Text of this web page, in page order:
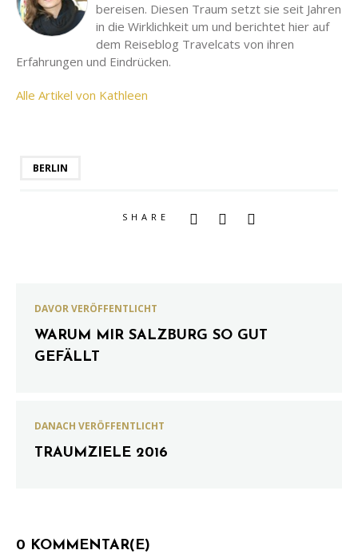
bereisen. Diesen Traum setzt sie seit Jahren
in die Wirklichkeit um und berichtet hier auf
dem Reiseblog Travelcats von ihren
Erfahrungen und Eindrücken.
Alle Artikel von Kathleen
BERLIN
SHARE
DAVOR VERÖFFENTLICHT
WARUM MIR SALZBURG SO GUT
GEFÄLLT
DANACH VERÖFFENTLICHT
TRAUMZIELE 2016
0 KOMMENTAR(E)